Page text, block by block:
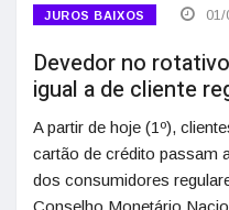
JUROS BAIXOS 01/
Devedor no
igual a de cliente
A partir de hoje (1º),
cartão de crédito passam
dos consumidores
Conselho Monetário